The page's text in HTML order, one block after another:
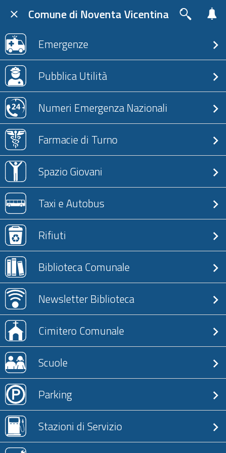
Comune di Noventa Vicentina
Emergenze
Pubblica Utilità
Numeri Emergenza Nazionali
Farmacie di Turno
Spazio Giovani
Taxi e Autobus
Rifiuti
Biblioteca Comunale
Newsletter Biblioteca
Cimitero Comunale
Scuole
Parking
Stazioni di Servizio